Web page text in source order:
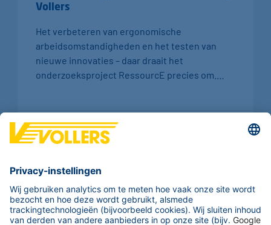
Vollers
Het verbeteren van ergonomische
arbeidsomstandigheden en het testen van
nieuwe innovaties – daar draait het
onderzoeksproject RessourcE precies om.…
Lees meer